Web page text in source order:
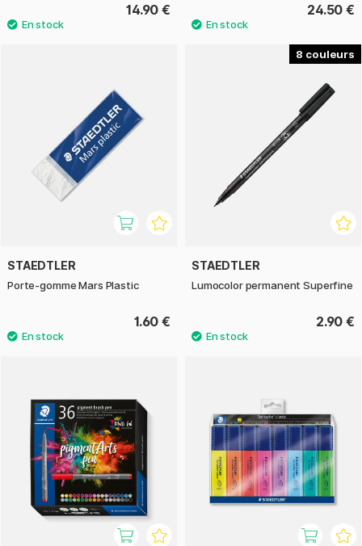
14.90 € 24.50 €
STAEDTLER
Porte-gomme Mars Plastic
1.60 €
8
STAEDTLER
Lumocolor permanent Superfine
2.90 €